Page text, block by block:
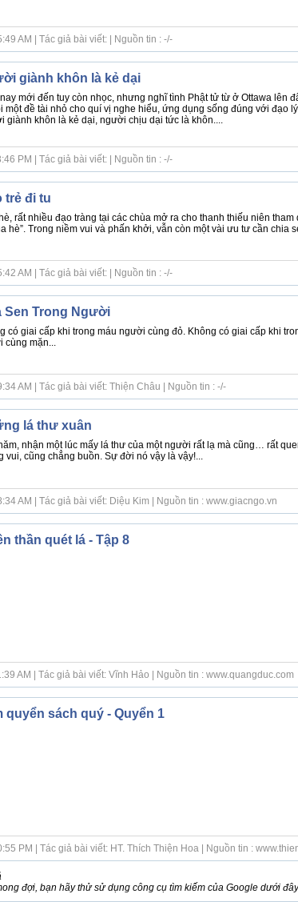
AM | Tác giả bài viết: | Nguồn tin : -/-
giành khôn là kẻ dại
mới đến tuy còn nhọc, nhưng nghĩ tình Phật tử từ ở Ottawa lên
một đề tài nhỏ cho quí vị nghe hiểu, ứng dụng sống đúng với đạo
giành khôn là kẻ dại, người chịu dại tức là khôn....
PM | Tác giả bài viết: | Nguồn tin : -/-
trẻ đi tu
rất nhiều đạo tràng tại các chùa mở ra cho thanh thiếu niên tham
hè”. Trong niềm vui và phấn khởi, vẫn còn một vài ưu tư cần chia
AM | Tác giả bài viết: | Nguồn tin : -/-
Sen Trong Người
có giai cấp khi trong máu người cùng đỏ. Không có giai cấp khi
cùng mặn...
AM | Tác giả bài viết: Thiện Châu | Nguồn tin : -/-
lá thư xuân
nhận một lúc mấy lá thư của một người rất lạ mà cũng… rất
vui, cũng chẳng buồn. Sự đời nó vậy là vậy!...
AM | Tác giả bài viết: Diệu Kim | Nguồn tin : www.giacngo.vn
thần quét lá - Tập 8
AM | Tác giả bài viết: Vĩnh Hảo | Nguồn tin : www.quangduc.com
quyển sách quý - Quyển 1
PM | Tác giả bài viết: HT. Thích Thiện Hoa | Nguồn tin :
đợi, bạn hãy thử sử dụng công cụ tìm kiếm của Google dưới